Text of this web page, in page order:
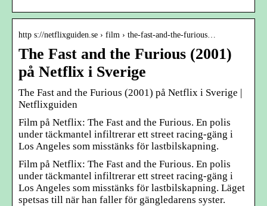
http s://netflixguiden.se › film › the-fast-and-the-furious…
The Fast and the Furious (2001)
på Netflix i Sverige
The Fast and the Furious (2001) på Netflix i Sverige |
Netflixguiden
Film på Netflix: The Fast and the Furious. En polis
under täckmantel infiltrerar ett street racing-gäng i
Los Angeles som misstänks för lastbilskapning.
Film på Netflix: The Fast and the Furious. En polis
under täckmantel infiltrerar ett street racing-gäng i
Los Angeles som misstänks för lastbilskapning. Läget
spetsas till när han faller för gängledarens syster.